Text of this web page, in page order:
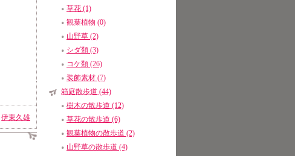
伊東久雄
草花 (1)
観葉植物 (0)
山野草 (2)
シダ類 (3)
コケ類 (26)
装飾素材 (7)
箱庭散歩道 (44)
樹木の散歩道 (12)
草花の散歩道 (6)
観葉植物の散歩道 (2)
山野草の散歩道 (4)